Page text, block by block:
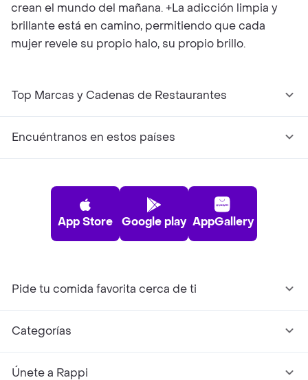
crean el mundo del mañana. +La adicción limpia y
brillante está en camino, permitiendo que cada
mujer revele su propio halo, su propio brillo.
Top Marcas y Cadenas de Restaurantes
Encuéntranos en estos países
App Store Google play AppGallery
Pide tu comida favorita cerca de ti
Categorías
Únete a Rappi